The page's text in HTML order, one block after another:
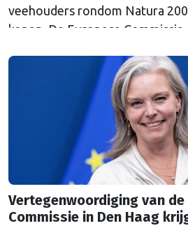
veehouders rondom Natura
kopen. De Europese
Vertegenwoordiging van de
Commissie in Den Haag